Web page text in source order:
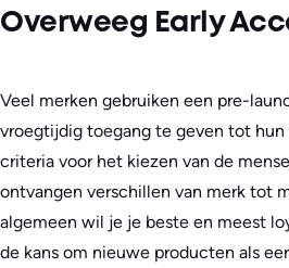
Overweeg Early
Veel merken gebruiken een pre-
vroegtijdig toegang te geven tot
criteria voor het kiezen van de
ontvangen verschillen van merk tot
algemeen wil je je beste en meest
de kans om nieuwe producten als